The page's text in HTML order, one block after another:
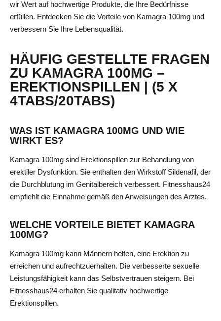
wir Wert auf hochwertige Produkte, die Ihre Bedürfnisse
erfüllen. Entdecken Sie die Vorteile von Kamagra 100mg und
verbessern Sie Ihre Lebensqualität.
HÄUFIG GESTELLTE FRAGEN
ZU KAMAGRA 100MG –
EREKTIONSPILLEN | (5 X
4TABS/20TABS)
WAS IST KAMAGRA 100MG UND WIE
WIRKT ES?
Kamagra 100mg sind Erektionspillen zur Behandlung von
erektiler Dysfunktion. Sie enthalten den Wirkstoff Sildenafil, der
die Durchblutung im Genitalbereich verbessert. Fitnesshaus24
empfiehlt die Einnahme gemäß den Anweisungen des Arztes.
WELCHE VORTEILE BIETET KAMAGRA
100MG?
Kamagra 100mg kann Männern helfen, eine Erektion zu
erreichen und aufrechtzuerhalten. Die verbesserte sexuelle
Leistungsfähigkeit kann das Selbstvertrauen steigern. Bei
Fitnesshaus24 erhalten Sie qualitativ hochwertige
Erektionspillen.